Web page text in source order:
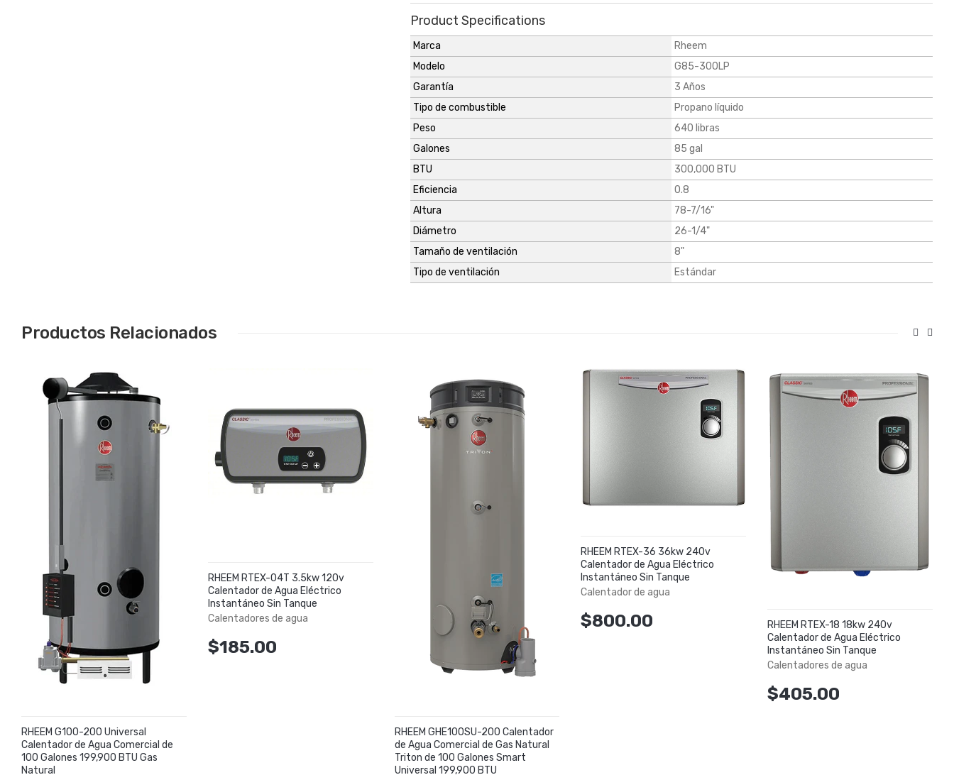
Product Specifications
Marca
Rheem
Modelo
G85-300LP
Garantía
3 Años
Tipo de combustible
Propano líquido
Peso
640 libras
Galones
85 gal
BTU
300,000 BTU
Eficiencia
0.8
Altura
78-7/16"
Diámetro
26-1/4"
Tamaño de ventilación
8"
Tipo de ventilación
Estándar
Productos Relacionados
RHEEM G100-200 Universal
Calentador de Agua Comercial de
100 Galones 199,900 BTU Gas
Natural
RHEEM RTEX-04T 3.5kw 120v
Calentador de Agua Eléctrico
Instantáneo Sin Tanque
Calentadores de agua
$185.00
RHEEM GHE100SU-200 Calentador
de Agua Comercial de Gas Natural
Triton de 100 Galones Smart
Universal 199,900 BTU
RHEEM RTEX-36 36kw 240v
Calentador de Agua Eléctrico
Instantáneo Sin Tanque
Calentador de agua
$800.00
RHEEM RTEX-18 18kw 240v
Calentador de Agua Eléctrico
Instantáneo Sin Tanque
Calentadores de agua
$405.00